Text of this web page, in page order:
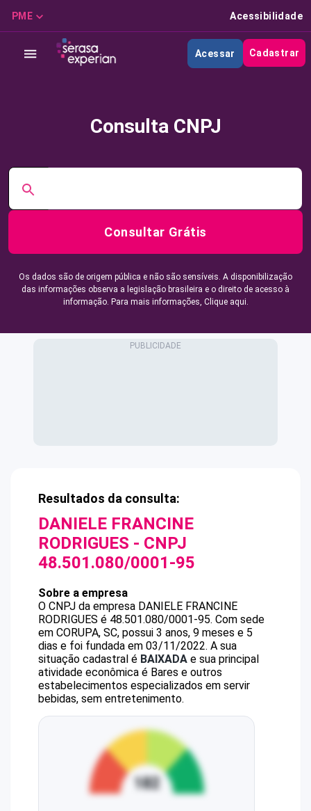
PME Acessibilidade
Acessar Cadastrar
Consulta CNPJ
Consultar Grátis
Os dados são de origem pública e não são sensíveis. A disponibilização
das informações observa a legislação brasileira e o direito de acesso à
informação. Para mais informações, Clique aqui.
Resultados da consulta:
DANIELE FRANCINE
RODRIGUES - CNPJ
48.501.080/0001-95
Sobre a empresa
O CNPJ da empresa DANIELE FRANCINE
RODRIGUES é 48.501.080/0001-95. Com sede
em CORUPA, SC, possui 3 anos, 9 meses e 5
dias e foi fundada em 03/11/2022. A sua
situação cadastral é BAIXADA e sua principal
atividade econômica é Bares e outros
estabelecimentos especializados em servir
bebidas, sem entretenimento.